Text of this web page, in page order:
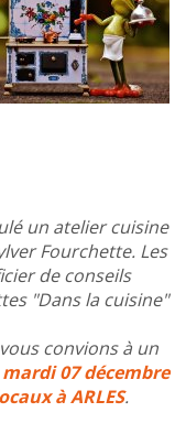
un atelier cuisine
Fourchette. Les
de conseils
"Dans la cuisine"
convions à un
07 décembre
à ARLES.